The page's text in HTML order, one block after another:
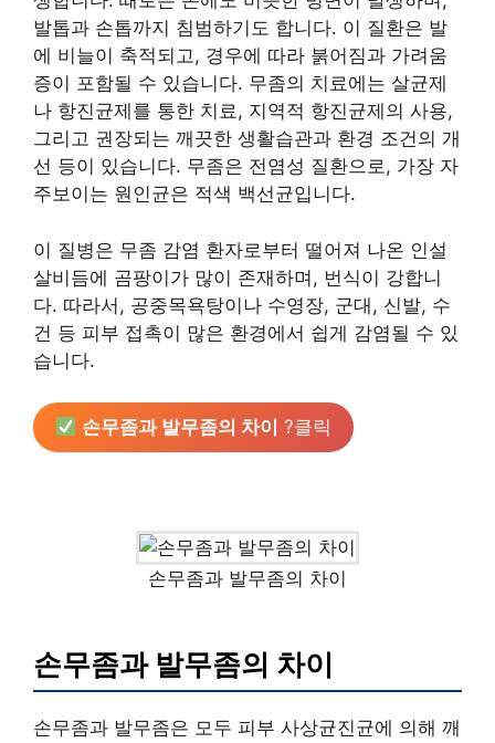
발톱과 손톱까지 침범하기도 합니다. 이 질환은 발
에 비늘이 축적되고, 경우에 따라 붉어짐과 가려움
증이 포함될 수 있습니다. 무좀의 치료에는 살균제
나 항진균제를 통한 치료, 지역적 항진균제의 사용,
그리고 권장되는 깨끗한 생활습관과 환경 조건의 개
선 등이 있습니다. 무좀은 전염성 질환으로, 가장 자
주보이는 원인균은 적색 백선균입니다.
이 질병은 무좀 감염 환자로부터 떨어져 나온 인설
살비듬에 곰팡이가 많이 존재하며, 번식이 강합니
다. 따라서, 공중목욕탕이나 수영장, 군대, 신발, 수
건 등 피부 접촉이 많은 환경에서 쉽게 감염될 수 있
습니다.
손무좀과 발무좀의 차이 ?클릭
손무좀과 발무좀의 차이
손무좀과 발무좀의 차이
손무좀과 발무좀은 모두 피부 사상균진균에 의해 깨